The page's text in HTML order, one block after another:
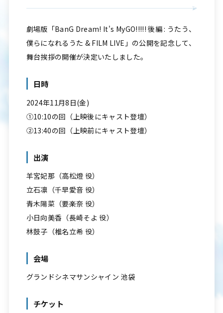
劇場版「BanG Dream! It's MyGO!!!!! 後編 : うたう、
僕らになれるうた & FILM LIVE」の公開を記念して、
舞台挨拶の開催が決定いたしました。
日時
2024年11月8日(金)
①10:10の回（上映後にキャスト登壇）
②13:40の回（上映前にキャスト登壇）
出演
羊宮妃那（高松燈 役）
立石凛（千早愛音 役）
青木陽菜（要楽奈 役）
小日向美香（長崎そよ 役）
林鼓子（椎名立希 役）
会場
グランドシネマサンシャイン 池袋
チケット